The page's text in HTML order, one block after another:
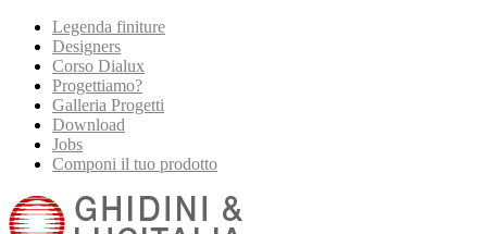
Legenda finiture
Designers
Corso Dialux
Progettiamo?
Galleria Progetti
Download
Jobs
Componi il tuo prodotto